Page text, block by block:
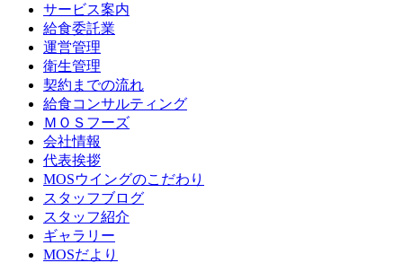
サービス案内
給食委託業
運営管理
衛生管理
契約までの流れ
給食コンサルティング
ＭＯＳフーズ
会社情報
代表挨拶
MOSウイングのこだわり
スタッフブログ
スタッフ紹介
ギャラリー
MOSだより